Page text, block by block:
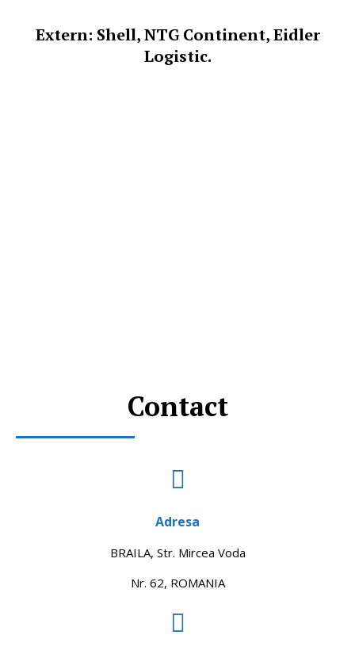
Extern: Shell, NTG Continent, Eidler
Logistic.
Contact
Adresa
BRAILA, Str. Mircea Voda
Nr. 62, ROMANIA